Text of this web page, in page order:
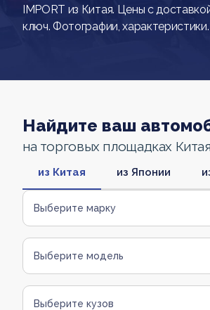
IMPORT из Китая. Цены с
ключ. Фотографии, характеристики.
Найдите ваш
на торговых площадках Китая
из Китая из Японии
Выберите марку
Выберите модель
Выберите кузов